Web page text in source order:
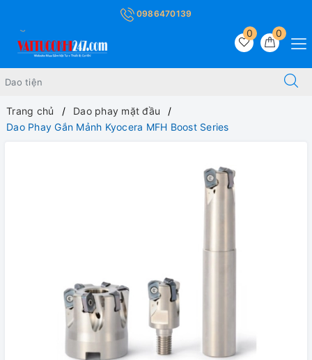
0986470139
0
0
Trang chủ
Dao phay mặt đầu
Dao Phay Gắn Mảnh Kyocera MFH Boost Series